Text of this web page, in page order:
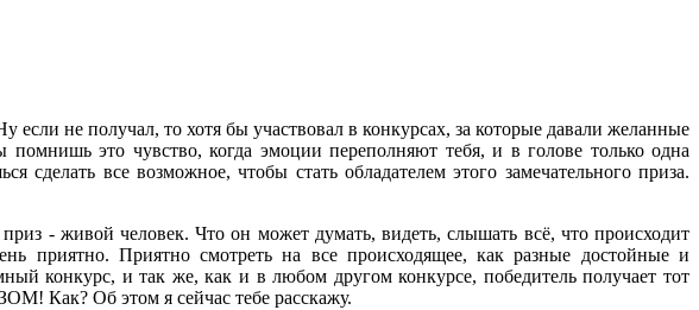
не получал, то хотя бы участвовал в конкурсах, за которые давали желанные
это чувство, когда эмоции переполняют тебя, и в голове только одна
сделать все возможное, чтобы стать обладателем этого замечательного приза.
- живой человек. Что он может думать, видеть, слышать всё, что происходит
приятно. Приятно смотреть на все происходящее, как разные достойные и
конкурс, и так же, как и в любом другом конкурсе, победитель получает тот
Как? Об этом я сейчас тебе расскажу.